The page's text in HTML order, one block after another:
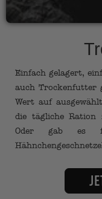
Einfach gelagert,
auch Trockenfutter
Wert auf
die tägliche Ration
Oder gab es